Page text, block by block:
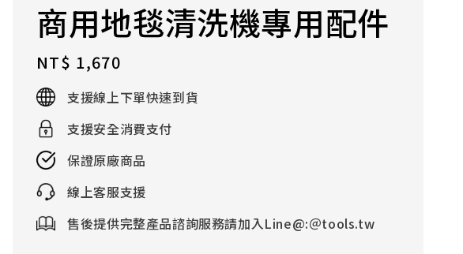
商用地毯清洗機專用配件
Regular
price
NT$ 1,670
支援線上下單快速到貨
支援安全消費支付
保證原廠商品
線上客服支援
售後提供完整產品諮詢服務請加入Line@:＠tools.tw